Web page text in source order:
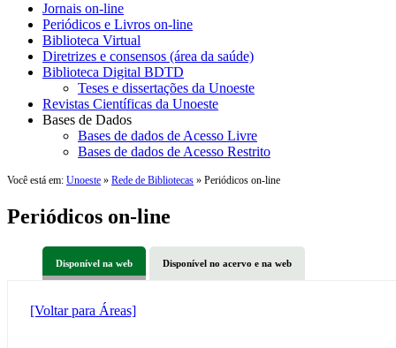
Jornais on-line
Periódicos e Livros on-line
Biblioteca Virtual
Diretrizes e consensos (área da saúde)
Biblioteca Digital BDTD
Teses e dissertações da Unoeste
Revistas Científicas da Unoeste
Bases de Dados
Bases de dados de Acesso Livre
Bases de dados de Acesso Restrito
Você está em: Unoeste » Rede de Bibliotecas » Periódicos on-line
Periódicos on-line
Disponível na web Disponível no acervo e na web
[Voltar para Áreas]